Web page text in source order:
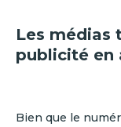
Les médias
publicité en
Bien que le